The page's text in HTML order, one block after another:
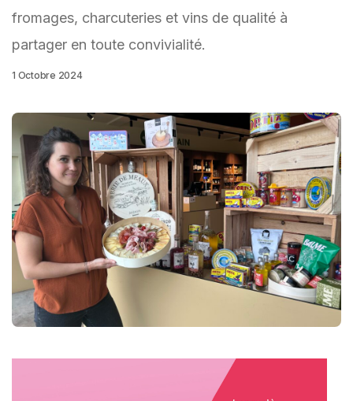
fromages, charcuteries et vins de qualité à
partager en toute convivialité.
1 Octobre 2024